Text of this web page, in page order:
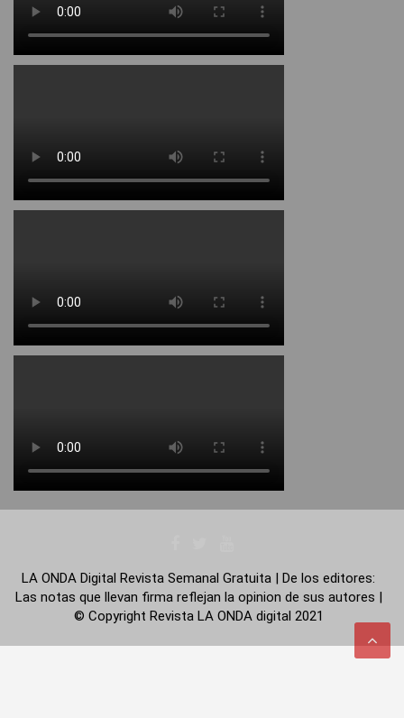
LA ONDA Digital Revista Semanal Gratuita | De los editores:
Las notas que llevan firma reflejan la opinion de sus autores |
© Copyright Revista LA ONDA digital 2021